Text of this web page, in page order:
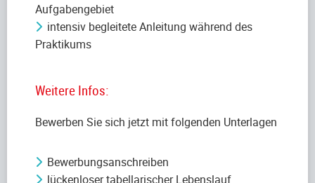
Aufgabengebiet
intensiv begleitete Anleitung während des
Praktikums
Weitere Infos:
Bewerben Sie sich jetzt mit folgenden Unterlagen
Bewerbungsanschreiben
lückenloser tabellarischer Lebenslauf